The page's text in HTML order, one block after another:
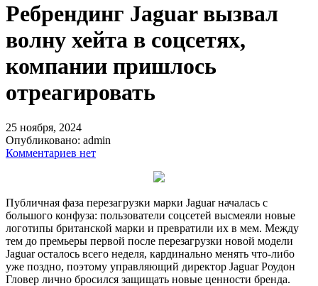
Ребрендинг Jaguar вызвал
волну хейта в соцсетях,
компании пришлось
отреагировать
25 ноября, 2024
Опубликовано: admin
Комментариев нет
Публичная фаза перезагрузки марки Jaguar началась с
большого конфуза: пользователи соцсетей высмеяли новые
логотипы британской марки и превратили их в мем. Между
тем до премьеры первой после перезагрузки новой модели
Jaguar осталось всего неделя, кардинально менять что-либо
уже поздно, поэтому управляющий директор Jaguar Роудон
Гловер лично бросился защищать новые ценности бренда.